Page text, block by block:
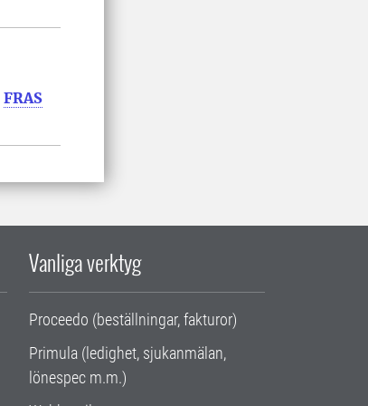
FRAS
Vanliga verktyg
Proceedo (beställningar, fakturor)
Primula (ledighet, sjukanmälan,
lönespec m.m.)